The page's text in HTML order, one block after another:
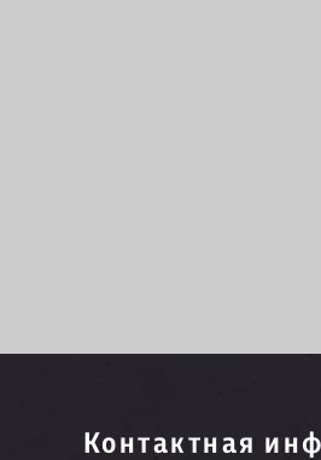
Контактная